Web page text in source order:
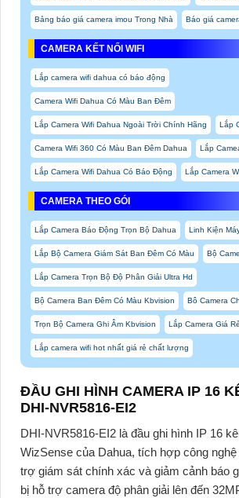
Bảng báo giá camera imou Trong Nhà Báo giá
CAMERA KẾT NỐI WIFI
Lắp camera wifi dahua có báo động
Camera Wifi Dahua Có Màu Ban Đêm
Lắp Camera Wifi Dahua Ngoài Trời Chính Hãng Lắp
Camera Wifi 360 Có Màu Ban Đêm Dahua Lắp
Lắp Camera Wifi Dahua Có Báo Động Lắp Camera
CAMERA THEO GÓI
Lắp Camera Báo Động Trọn Bộ Dahua Linh Kiện
Lắp Bộ Camera Giám Sát Ban Đêm Có Màu Bộ
Lắp Camera Trọn Bộ Độ Phân Giải Ultra Hd
Bộ Camera Ban Đêm Có Màu Kbvision Bô Camera
Trọn Bộ Camera Ghi Âm Kbvision Lắp Camera Giá
Lắp camera wifi hot nhất giá rẻ chất lượng
ĐẦU GHI HÌNH CAMERA IP 16
DHI-NVR5816-EI2
DHI-NVR5816-EI2 là đầu ghi hình IP 16
WizSense của Dahua, tích hợp công
trợ giám sát chính xác và giảm cảnh báo
bị hỗ trợ camera độ phân giải lên đến